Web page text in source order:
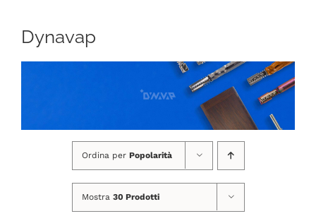
SHOP ONLINE
DELIVERY ROMA
Dynavap
Ordina per Popolarità
Mostra 30 Prodotti